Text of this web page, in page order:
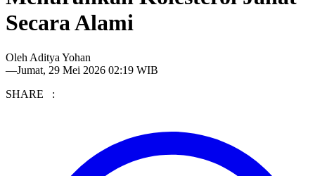
Secara Alami
Oleh Aditya Yohan
—Jumat, 29 Mei 2026 02:19 WIB
SHARE :